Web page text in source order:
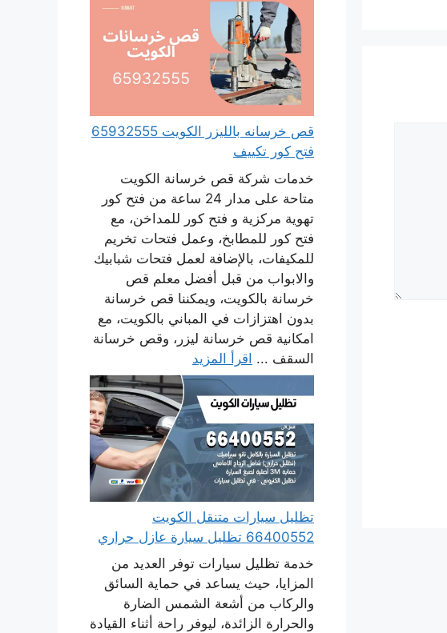
قص خرسانه بالليزر الكويت 65932555
فتح كور تكييف
خدمات شركة قص خرسانة الكويت
متاحة على مدار 24 ساعة من فتح كور
تهوية مركزية و فتح كور للمداخن، مع
فتح كور للمطابخ، وعمل فتحات تخريم
للمكيفات، بالإضافة لعمل فتحات شبابيك
والابواب من قبل أفضل معلم قص
خرسانة بالكويت، ويمكننا قص خرسانة
بدون اهتزازات في المباني بالكويت، مع
امكانية قص خرسانة ليزر، وقص خرسانة
السقف ... اقرأ المزيد
تظليل سيارات متنقل الكويت
66400552 تظليل سيارة عازل حراري
خدمة تظليل سيارات توفر العديد من
المزايا، حيث يساعد في حماية السائق
والركاب من أشعة الشمس الضارة
والحرارة الزائدة، ليوفر راحة أثناء القيادة